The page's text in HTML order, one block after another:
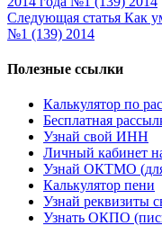
Следующая статья Как
№1 (139) 2014
Полезные ссылки
Калькулятор по
Бесплатная
Узнай свой ИНН
Личный кабинет
Узнай ОКТМО
Калькулятор пени
Узнай реквизиты
Узнать ОКПО